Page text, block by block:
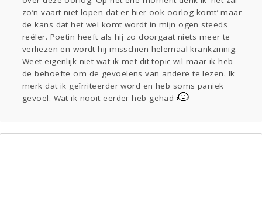
Gevraagd
Horen Doen
Zien
Lezen
zo’n vaart niet lopen dat er hier ook oorlog komt’ maar
de kans dat het wel komt wordt in mijn ogen steeds
reëler. Poetin heeft als hij zo doorgaat niets meer te
verliezen en wordt hij misschien helemaal krankzinnig.
Weet eigenlijk niet wat ik met dit topic wil maar ik heb
de behoefte om de gevoelens van andere te lezen. Ik
merk dat ik geïrriteerder word en heb soms paniek
gevoel. Wat ik nooit eerder heb gehad